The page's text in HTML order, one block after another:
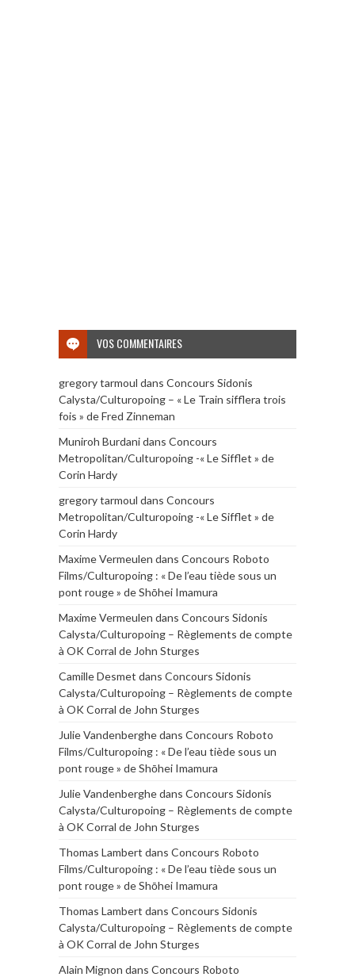
VOS COMMENTAIRES
gregory tarmoul dans Concours Sidonis
Calysta/Culturopoing – « Le Train sifflera trois
fois » de Fred Zinneman
Muniroh Burdanidans Concours
Metropolitan/Culturopoing -« Le Sifflet » de
Corin Hardy
gregory tarmoul dans Concours
Metropolitan/Culturopoing -« Le Sifflet » de
Corin Hardy
Maxime Vermeulen dans Concours Roboto
Films/Culturopoing : « De l’eau tiède sous un
pont rouge » de Shōhei Imamura
Maxime Vermeulen dans Concours Sidonis
Calysta/Culturopoing – Règlements de compte
à OK Corral de John Sturges
Camille Desmet dans Concours Sidonis
Calysta/Culturopoing – Règlements de compte
à OK Corral de John Sturges
Julie Vandenberghedans Concours Roboto
Films/Culturopoing : « De l’eau tiède sous un
pont rouge » de Shōhei Imamura
Julie Vandenberghedans Concours Sidonis
Calysta/Culturopoing – Règlements de compte
à OK Corral de John Sturges
Thomas Lambert dans Concours Roboto
Films/Culturopoing : « De l’eau tiède sous un
pont rouge » de Shōhei Imamura
Thomas Lambert dans Concours Sidonis
Calysta/Culturopoing – Règlements de compte
à OK Corral de John Sturges
Alain Mignon dans Concours Roboto